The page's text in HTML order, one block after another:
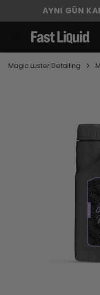
AYNI GÜN
Magic Luster Detailing